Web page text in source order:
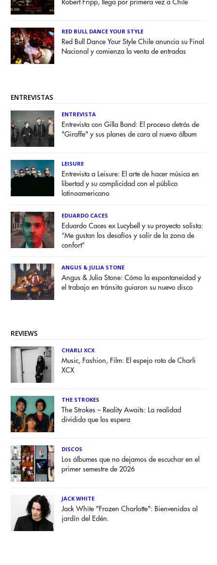
Robert Fripp, llega por primera vez a Chile
RED BULL DANCE YOUR STYLE
Red Bull Dance Your Style Chile anuncia su Final
Nacional y comienza la venta de entradas
ENTREVISTAS
ENTREVISTA
Entrevista con Gilla Band: El proceso detrás de
"Giraffe" y sus planes de cara al nuevo álbum
LEISURE
Entrevista a Leisure: El arte de hacer música en
libertad y su complicidad con el público
latinoamericano
EDUARDO CACES
Eduardo Caces ex Lucybell y su proyecto solista:
“Me gustan los desafíos y salir de la zona de
confort”
ANGUS & JULIA STONE
Angus & Julia Stone: Cómo la espontaneidad y
el trabajo en tránsito guiaron su nuevo disco
REVIEWS
CHARLI XCX
Music, Fashion, Film: El espejo roto de Charli
XCX
THE STROKES
The Strokes – Reality Awaits: La realidad
dividida que los espera
DISCOS
Los álbumes que no dejamos de escuchar en el
primer semestre de 2026
JACK WHITE
Jack White "Frozen Charlotte": Bienvenidos al
jardín del Edén.